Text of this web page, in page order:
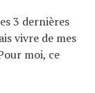
3 dernières
vivre de mes
moi, ce